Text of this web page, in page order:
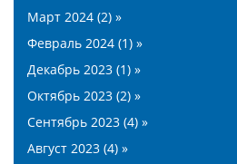
Март 2024 (2) »
Февраль 2024 (1) »
Декабрь 2023 (1) »
Октябрь 2023 (2) »
Сентябрь 2023 (4) »
Август 2023 (4) »